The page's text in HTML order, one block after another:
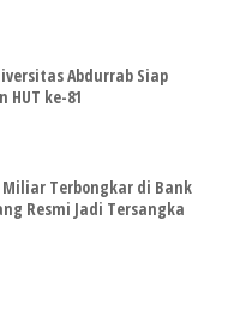
Abdurrab Siap
HUT ke-81
Miliar Terbongkar di Bank
Resmi Jadi Tersangka